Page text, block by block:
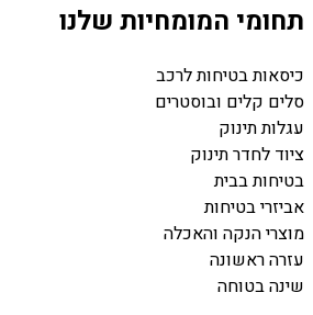
תחומי המומחיות שלנו
כיסאות בטיחות לרכב
סלים קלים ובוסטרים
עגלות תינוק
ציוד לחדר תינוק
בטיחות בבית
אביזרי בטיחות
מוצרי הנקה והאכלה
עזרה ראשונה
שינה בטוחה